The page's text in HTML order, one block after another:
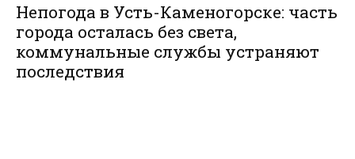
Непогода в Усть-Каменогорске: часть
города осталась без света,
коммунальные службы устраняют
последствия